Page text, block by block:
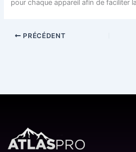
pour chaque appareil afin de faciliter
PRÉCÉDENT